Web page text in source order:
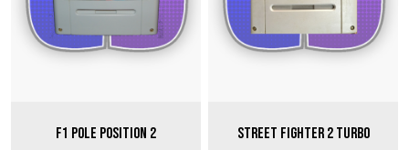
F1 Pole Position 2 Street Fighter 2 Turbo